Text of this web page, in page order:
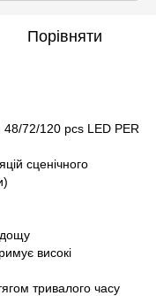
Порівняти
72/120 pcs LED PER
сценічного
дощу
високі
тривалого часу